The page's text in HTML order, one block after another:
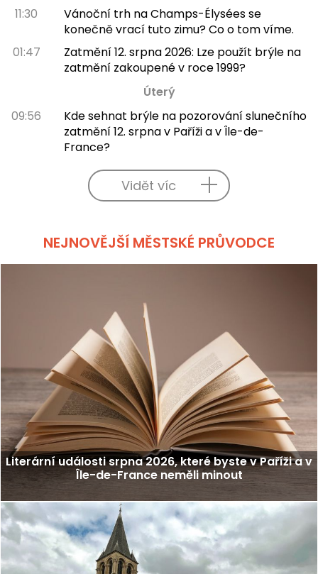
11:30
Vánoční trh na Champs-Élysées se
konečně vrací tuto zimu? Co o tom víme.
01:47
Zatmění 12. srpna 2026: Lze použít brýle na
zatmění zakoupené v roce 1999?
Úterý
09:56
Kde sehnat brýle na pozorování slunečního
zatmění 12. srpna v Paříži a v Île-de-
France?
Vidět víc
NEJNOVĚJŠÍ MĚSTSKÉ PRŮVODCE
Literární události srpna 2026, které byste v Paříži a v
Île-de-France neměli minout